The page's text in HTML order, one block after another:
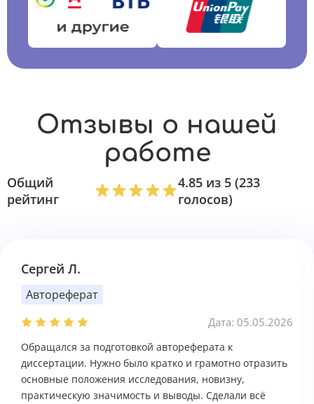
Отзывы о нашей
работе
Общий
рейтинг
4.85 из 5 (233
голосов)
Сергей Л.
Автореферат
Дата: 05.05.2026
Обращался за подготовкой автореферата к
диссертации. Нужно было кратко и грамотно отразить
основные положения исследования, новизну,
практическую значимость и выводы. Сделали всё